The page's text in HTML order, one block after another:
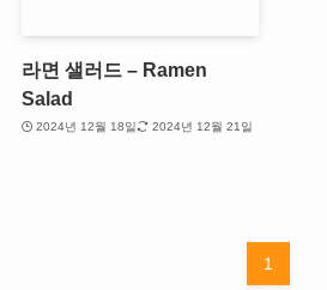
라면 샐러드 – Ramen
Salad
2024년 12월 18일 2024년 12월 21일
1